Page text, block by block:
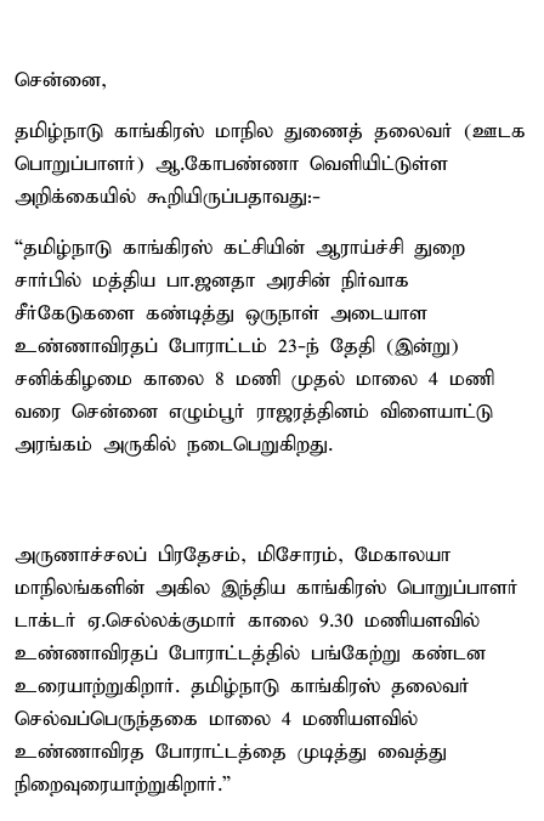
சென்னை,
தமிழ்நாடு காங்கிரஸ் மாநில துணைத் தலைவர் (ஊடக
பொறுப்பாளர்) ஆ.கோபண்ணா வெளியிட்டுள்ள
அறிக்கையில் கூறியிருப்பதாவது:-
“தமிழ்நாடு காங்கிரஸ் கட்சியின் ஆராய்ச்சி துறை
சார்பில் மத்திய பா.ஜனதா அரசின் நிர்வாக
சீர்கேடுகளை கண்டித்து ஒருநாள் அடையாள
உண்ணாவிரதப் போராட்டம் 23-ந் தேதி (இன்று)
சனிக்கிழமை காலை 8 மணி முதல் மாலை 4 மணி
வரை சென்னை எழும்பூர் ராஜரத்தினம் விளையாட்டு
அரங்கம் அருகில் நடைபெறுகிறது.
அருணாச்சலப் பிரதேசம், மிசோரம், மேகாலயா
மாநிலங்களின் அகில இந்திய காங்கிரஸ் பொறுப்பாளர்
டாக்டர் ஏ.செல்லக்குமார் காலை 9.30 மணியளவில்
உண்ணாவிரதப் போராட்டத்தில் பங்கேற்று கண்டன
உரையாற்றுகிறார். தமிழ்நாடு காங்கிரஸ் தலைவர்
செல்வப்பெருந்தகை மாலை 4 மணியளவில்
உண்ணாவிரத போராட்டத்தை முடித்து வைத்து
நிறைவுரையாற்றுகிறார்.”